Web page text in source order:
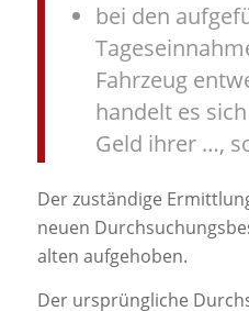
bei den
Fahrzeug
handelt es
Geld ihrer …,
Der zuständige
neuen
alten aufgehoben.
Der ursprüngliche